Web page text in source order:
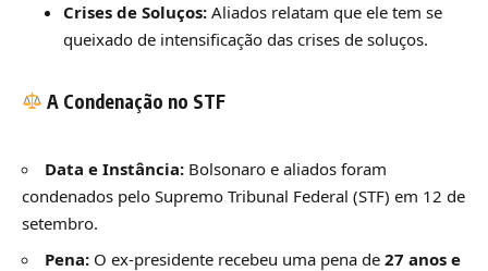
Crises de Soluços:Aliados relatam que ele tem se
queixado de intensificação das crises de soluços.
A Condenação no STF
Data e Instância: Bolsonaro e aliados foram
condenados pelo Supremo Tribunal Federal (STF) em 12 de
setembro.
Pena: O ex-presidente recebeu uma pena de 27 anos e